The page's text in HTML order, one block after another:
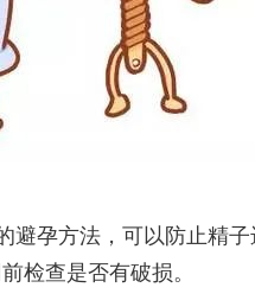
避孕方法，可以防止精
检查是否有破损。